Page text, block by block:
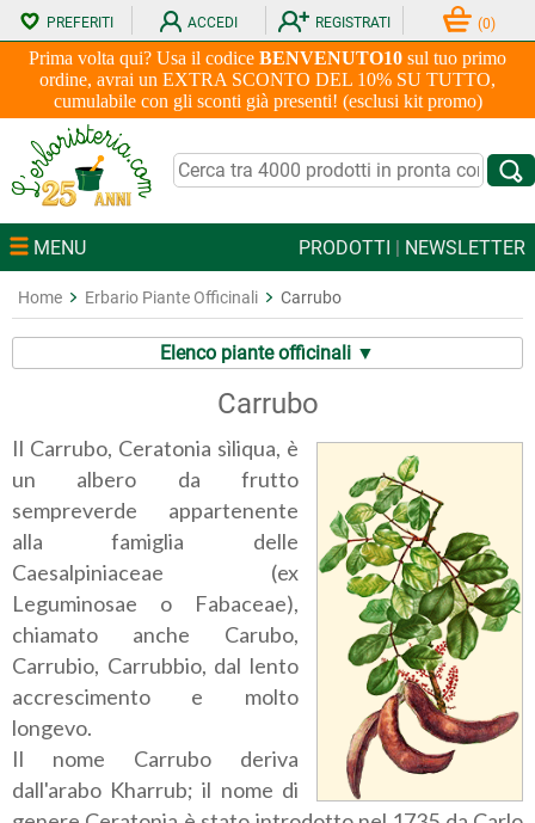
Prima volta qui? Usa il codice BENVENUTO10 sul tuo primo
ordine, avrai un EXTRA SCONTO DEL 10% SU TUTTO,
cumulabile con gli sconti già presenti! (esclusi kit promo)
PREFERITI ACCEDI REGISTRATI (0)
MENU PRODOTTI | NEWSLETTER
Home Erbario Piante Officinali Carrubo
Elenco piante officinali ▼
Carrubo
Il Carrubo, Ceratonia sìliqua, è
un albero da frutto
sempreverde appartenente
alla famiglia delle
Caesalpiniaceae (ex
Leguminosae o Fabaceae),
chiamato anche Carubo,
Carrubio, Carrubbio, dal lento
accrescimento e molto
longevo.
Il nome Carrubo deriva
dall'arabo Kharrub; il nome di